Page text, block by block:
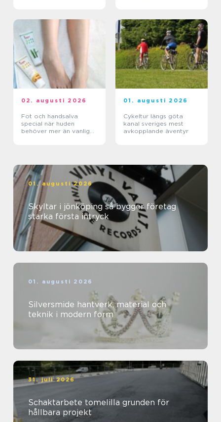
02. augusti 2026
Fot och handsalva
special när huden
behöver mer än vanlig
01. augusti 2026
Cykeltur längs göta
kanal sveriges mest
avkopplande äventyr
01. augusti 2026
Skyltar i jönköping så bygger företag
starka första intryck
01. augusti 2026
Silversmide hantverk, material och
teknik i modern form
31. juli 2026
Schaktarbete tomelilla grunden för
hållbara projekt